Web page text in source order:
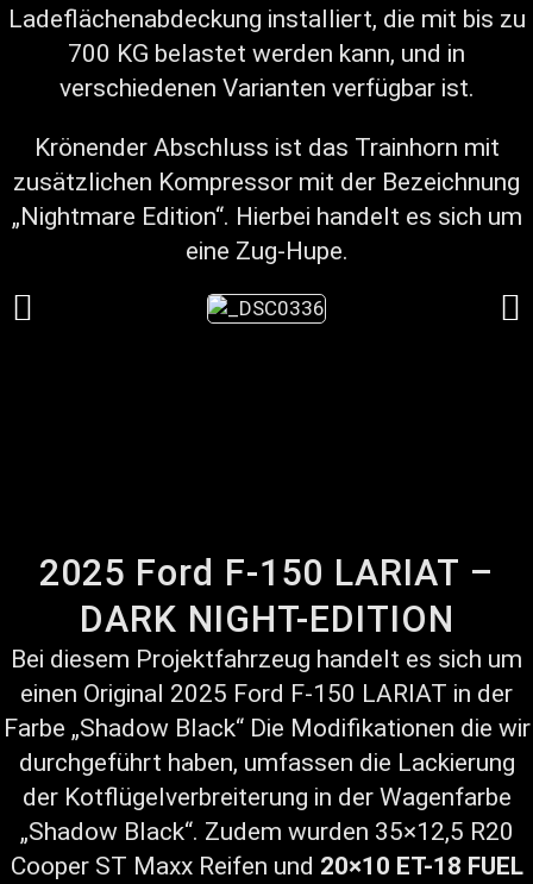
Ladeflächenabdeckung installiert, die mit bis zu
700 KG belastet werden kann, und in
verschiedenen Varianten verfügbar ist.
Krönender Abschluss ist das Trainhorn mit
zusätzlichen Kompressor mit der Bezeichnung
„Nightmare Edition“. Hierbei handelt es sich um
eine Zug-Hupe.
2025 Ford F-150 LARIAT –
DARK NIGHT-EDITION
Bei diesem Projektfahrzeug handelt es sich um
einen Original 2025 Ford F-150 LARIAT in der
Farbe „Shadow Black“ Die Modifikationen die wir
durchgeführt haben, umfassen die Lackierung
der Kotflügelverbreiterung in der Wagenfarbe
„Shadow Black“. Zudem wurden 35×12,5 R20
Cooper ST Maxx Reifen und 20×10 ET-18 FUEL